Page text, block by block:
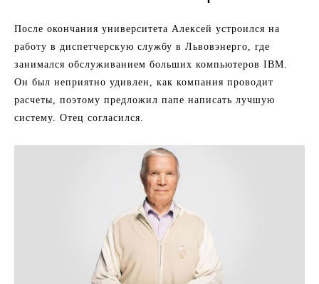
После окончания университета Алексей устроился на
работу в диспетчерскую службу в Львовэнерго, где
занимался обслуживанием больших компьютеров IBM.
Он был неприятно удивлен, как компания проводит
расчеты, поэтому предложил папе написать лучшую
систему. Отец согласился.